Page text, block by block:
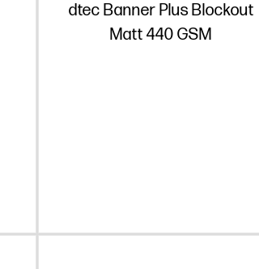
dtec Banner Plus Blockout
Matt 440 GSM